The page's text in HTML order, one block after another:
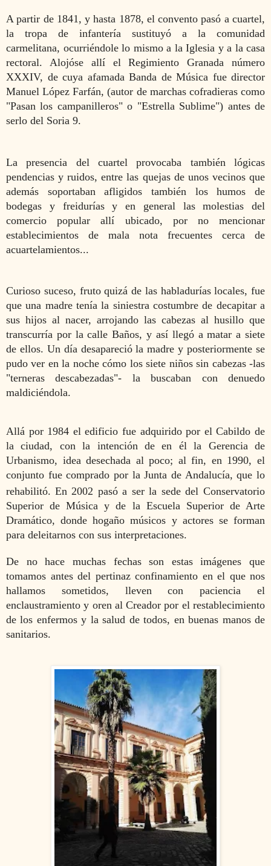
A partir de 1841, y hasta 1878, el convento pasó a cuartel,
la tropa de infantería sustituyó a la comunidad
carmelitana, ocurriéndole lo mismo a la Iglesia y a la casa
rectoral. Alojóse allí el Regimiento Granada número
XXXIV, de cuya afamada Banda de Música fue director
Manuel López Farfán, (autor de marchas cofradieras como
"Pasan los campanilleros" o "Estrella Sublime") antes de
serlo del Soria 9.
La presencia del cuartel provocaba también lógicas
pendencias y ruidos, entre las quejas de unos vecinos que
además soportaban afligidos también los humos de
bodegas y freidurías y en general las molestias del
comercio popular allí ubicado, por no mencionar
establecimientos de mala nota frecuentes cerca de
acuartelamientos...
Curioso suceso, fruto quizá de las habladurías locales, fue
que una madre tenía la siniestra costumbre de decapitar a
sus hijos al nacer, arrojando las cabezas al husillo que
transcurría por la calle Baños, y así llegó a matar a siete
de ellos. Un día desapareció la madre y posteriormente se
pudo ver en la noche cómo los siete niños sin cabezas -las
"terneras descabezadas"- la buscaban con denuedo
maldiciéndola.
Allá por 1984 el edificio fue adquirido por el Cabildo de
la ciudad, con la intención de en él la Gerencia de
Urbanismo, idea desechada al poco; al fin, en 1990, el
conjunto fue comprado por la Junta de Andalucía, que lo
rehabilitó. ​En 2002 pasó a ser la sede del Conservatorio
Superior de Música y de la Escuela Superior de Arte
Dramático, donde hogaño músicos y actores se forman
para deleitarnos con sus interpretaciones.
De no hace muchas fechas son estas imágenes que
tomamos antes del pertinaz confinamiento en el que nos
hallamos sometidos, lleven con paciencia el
enclaustramiento y oren al Creador por el restablecimiento
de los enfermos y la salud de todos, en buenas manos de
sanitarios.